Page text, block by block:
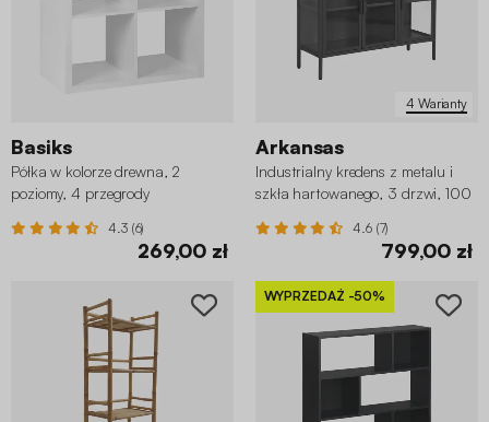
Basiks
Półka w kolorze drewna, 2
poziomy, 4 przegrody
4.3 (6)
269,00 zł
4 Warianty
Arkansas
Industrialny kredens z metalu i
szkła hartowanego, 3 drzwi, 100
4.6 (7)
799,00 zł
WYPRZEDAŻ -50%